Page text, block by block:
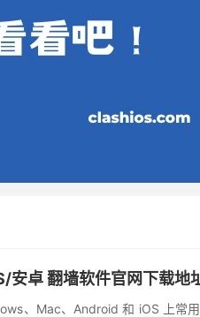
卓 翻墙软件官网下载地
、Mac、Android 和 iOS 上常